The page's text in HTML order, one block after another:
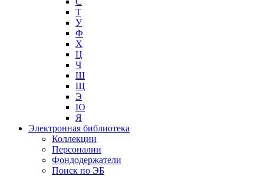
Т
У
Ф
Х
Ц
Ч
Ш
Щ
Э
Ю
Я
Электронная библиотека
Коллекции
Персоналии
Фондодержатели
Поиск по ЭБ